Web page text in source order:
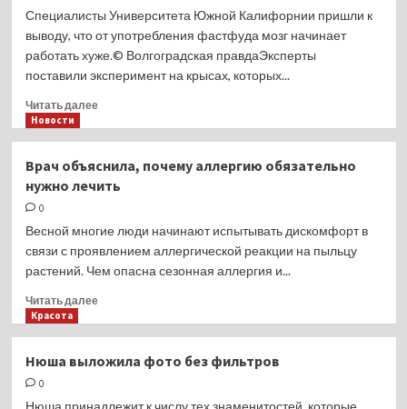
передающихся
воздушно-
капельным
путем
Специалисты Университета Южной Калифорнии пришли к
выводу, что от употребления фастфуда мозг начинает
работать хуже.© Волгоградская правдаЭксперты
поставили эксперимент на крысах, которых...
Читать далееПрочитать
заявили,
что
человек
может
глупеть
Новости
Врач объяснила, почему аллергию обязательно
нужно лечить
0
Весной многие люди начинают испытывать дискомфорт в
связи с проявлением аллергической реакции на пыльцу
растений. Чем опасна сезонная аллергия и...
Читать далееПрочитать
объяснила,
аллергию
Красота
Нюша выложила фото без фильтров
0
Нюша принадлежит к числу тех знаменитостей, которые